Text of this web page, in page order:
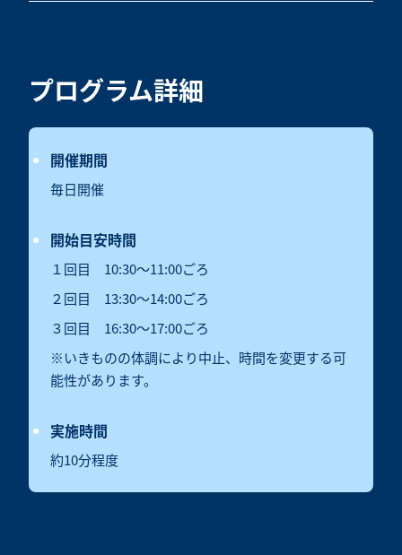
プログラム詳細
開催期間
毎日開催
開始目安時間
１回目 10:30～11:00ごろ
２回目 13:30～14:00ごろ
３回目 16:30～17:00ごろ
※いきものの体調により中止、時間を変更する可
能性があります。
実施時間
約10分程度